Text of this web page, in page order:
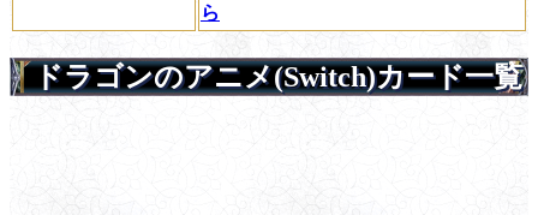
ら
ドラゴンのアニメ(Switch)カード一覧